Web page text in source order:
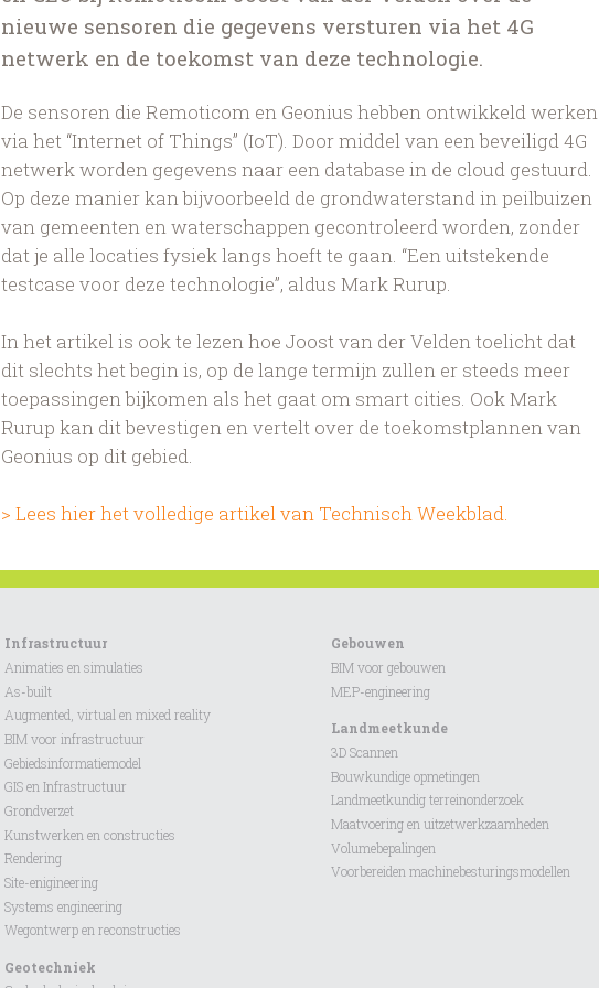
nieuwe sensoren die gegevens versturen via het 4G
netwerk en de toekomst van deze technologie.
De sensoren die Remoticom en Geonius hebben ontwikkeld werken
via het “Internet of Things” (IoT). Door middel van een beveiligd 4G
netwerk worden gegevens naar een database in de cloud gestuurd.
Op deze manier kan bijvoorbeeld de grondwaterstand in peilbuizen
van gemeenten en waterschappen gecontroleerd worden, zonder
dat je alle locaties fysiek langs hoeft te gaan. “Een uitstekende
testcase voor deze technologie”, aldus Mark Rurup.
In het artikel is ook te lezen hoe Joost van der Velden toelicht dat
dit slechts het begin is, op de lange termijn zullen er steeds meer
toepassingen bijkomen als het gaat om smart cities. Ook Mark
Rurup kan dit bevestigen en vertelt over de toekomstplannen van
Geonius op dit gebied.
> Lees hier het volledige artikel van Technisch Weekblad.
Infrastructuur
Animaties en simulaties
As-built
Augmented, virtual en mixed reality
BIM voor infrastructuur
Gebiedsinformatiemodel
GIS en Infrastructuur
Grondverzet
Kunstwerken en constructies
Rendering
Site-enigineering
Systems engineering
Wegontwerp en reconstructies
Geotechniek
Gebouwen
BIM voor gebouwen
MEP-engineering
Landmeetkunde
3D Scannen
Bouwkundige opmetingen
Landmeetkundig terreinonderzoek
Maatvoering en uitzetwerkzaamheden
Volumebepalingen
Voorbereiden machinebesturingsmodellen